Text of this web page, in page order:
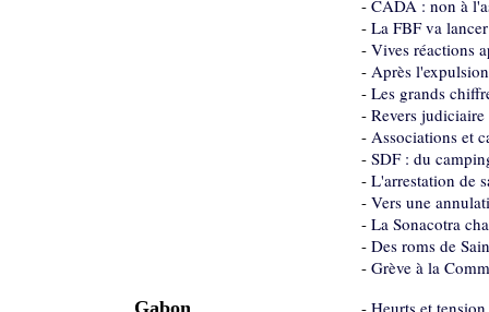
- CADA : non à
- La FBF va
- Vives réactions
- Après
- Les grands
- Revers
- Associations et
- SDF : du
- L'arrestation de
- Vers une
- La Sonacotra
- Des roms de
- Grève à la
Gabon
- Heurts et